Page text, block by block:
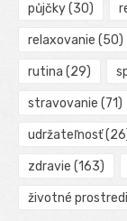
půjčky(30)
relaxovanie (50)
rutina (29)
stravovanie (71)
udržateľnosť
zdravie (163)
životné